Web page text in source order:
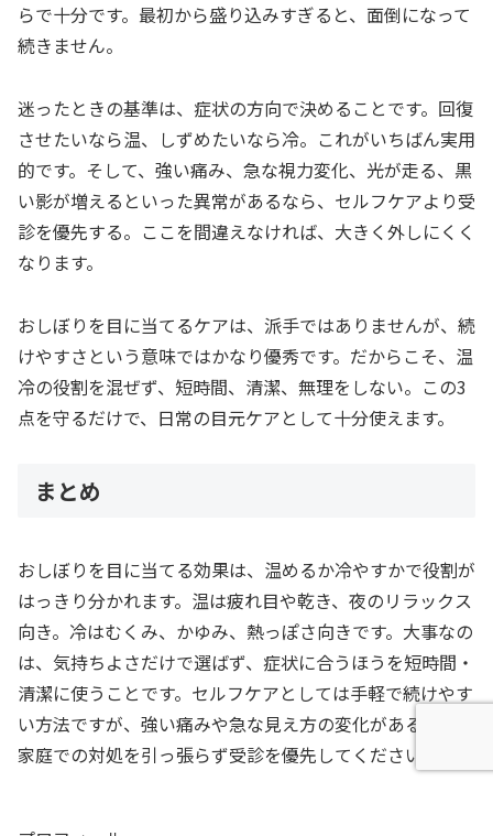
らで十分です。最初から盛り込みすぎると、面倒になって
続きません。
迷ったときの基準は、症状の方向で決めることです。回復
させたいなら温、しずめたいなら冷。これがいちばん実用
的です。そして、強い痛み、急な視力変化、光が走る、黒
い影が増えるといった異常があるなら、セルフケアより受
診を優先する。ここを間違えなければ、大きく外しにくく
なります。
おしぼりを目に当てるケアは、派手ではありませんが、続
けやすさという意味ではかなり優秀です。だからこそ、温
冷の役割を混ぜず、短時間、清潔、無理をしない。この3
点を守るだけで、日常の目元ケアとして十分使えます。
まとめ
おしぼりを目に当てる効果は、温めるか冷やすかで役割が
はっきり分かれます。温は疲れ目や乾き、夜のリラックス
向き。冷はむくみ、かゆみ、熱っぽさ向きです。大事なの
は、気持ちよさだけで選ばず、症状に合うほうを短時間・
清潔に使うことです。セルフケアとしては手軽で続けやす
い方法ですが、強い痛みや急な見え方の変化があるなら、
家庭での対処を引っ張らず受診を優先してください。